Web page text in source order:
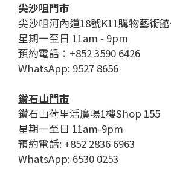
尖沙咀門市
尖沙咀河內道18號K11購物藝術
星期一至日 11am - 9pm
預約電話：+852 3590 6426
WhatsApp: 9527 8656
鑽石山門市
鑽石山荷里活廣場1樓Shop 155
星期一至日 11am-9pm
預約電話: +852 2836 6963
WhatsApp: 6530 0253